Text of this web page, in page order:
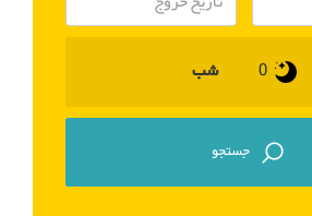
شب